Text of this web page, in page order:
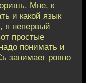
Мне, к
и какой язык
я непервый
простые
понимать и
занимает ровно